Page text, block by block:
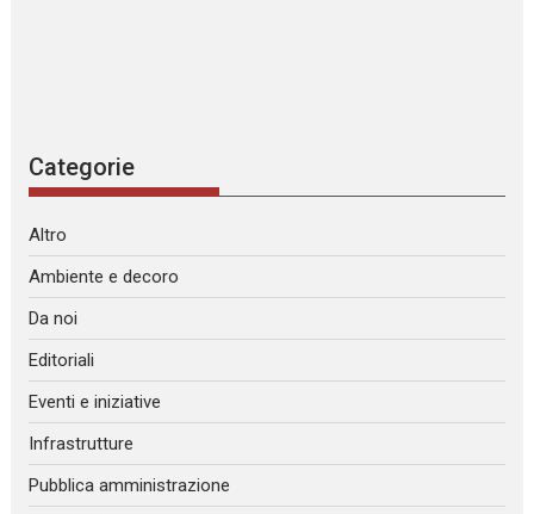
Categorie
Altro
Ambiente e decoro
Da noi
Editoriali
Eventi e iniziative
Infrastrutture
Pubblica amministrazione